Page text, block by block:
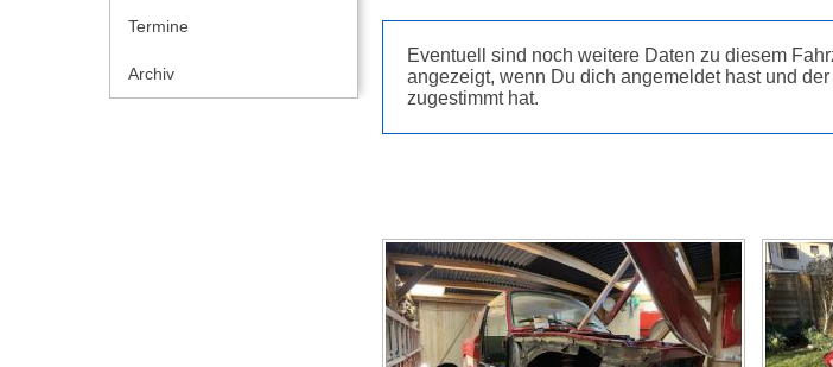
Termine
Archiv
Eventuell sind noch weitere Daten zu diesem
angezeigt, wenn Du dich angemeldet hast und
zugestimmt hat.